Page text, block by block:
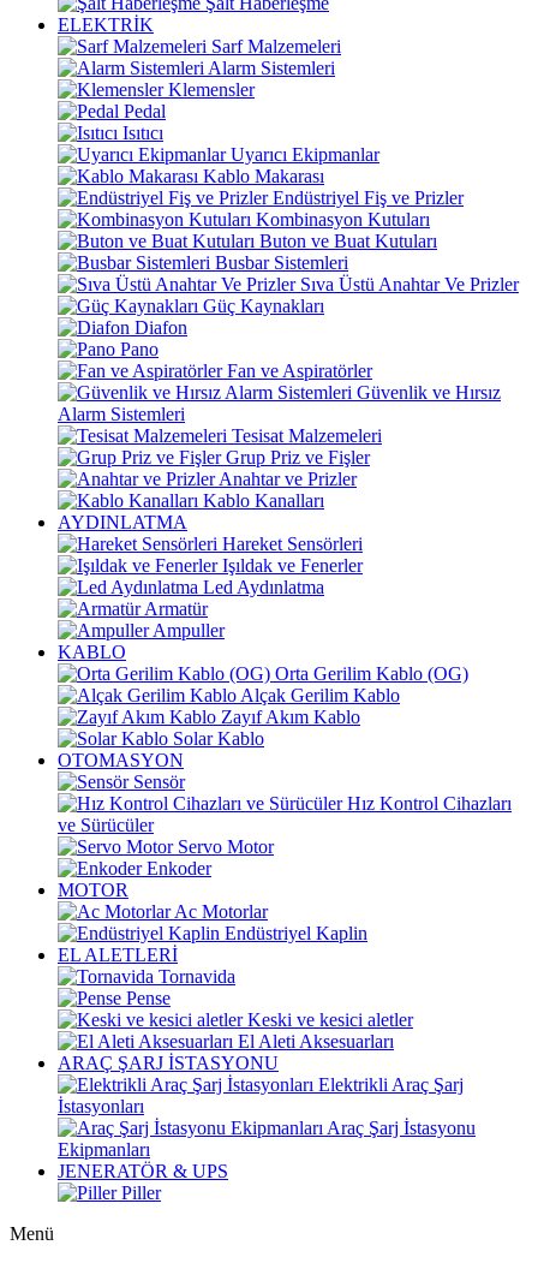
ELEKTRİK
Sarf Malzemeleri
Alarm Sistemleri
Klemensler
Pedal
Isıtıcı
Uyarıcı Ekipmanlar
Kablo Makarası
Endüstriyel Fiş ve Prizler
Kombinasyon Kutuları
Buton ve Buat Kutuları
Busbar Sistemleri
Sıva Üstü Anahtar Ve Prizler
Güç Kaynakları
Diafon
Pano
Fan ve Aspiratörler
Güvenlik ve Hırsız
Alarm Sistemleri
Tesisat Malzemeleri
Grup Priz ve Fişler
Anahtar ve Prizler
Kablo Kanalları
AYDINLATMA
Hareket Sensörleri
Işıldak ve Fenerler
Led Aydınlatma
Armatür
Ampuller
KABLO
Orta Gerilim Kablo (OG)
Alçak Gerilim Kablo
Zayıf Akım Kablo
Solar Kablo
OTOMASYON
Sensör
Hız Kontrol Cihazları
ve Sürücüler
Servo Motor
Enkoder
MOTOR
Ac Motorlar
Endüstriyel Kaplin
EL ALETLERİ
Tornavida
Pense
Keski ve kesici aletler
El Aleti Aksesuarları
ARAÇ ŞARJ İSTASYONU
Elektrikli Araç Şarj
İstasyonları
Araç Şarj İstasyonu
Ekipmanları
JENERATÖR & UPS
Piller
Menü